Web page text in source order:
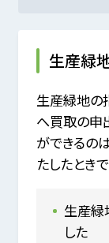
生産緑
生産緑地の
へ買取の申
ができるの
たしたときで
生産緑
した